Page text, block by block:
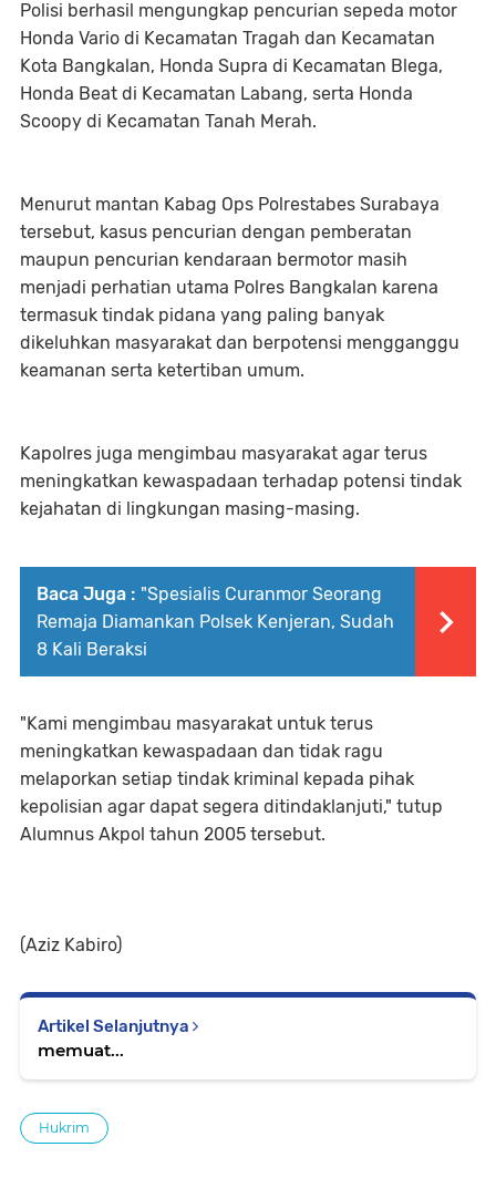
Polisi berhasil mengungkap pencurian sepeda motor
Honda Vario di Kecamatan Tragah dan Kecamatan
Kota Bangkalan, Honda Supra di Kecamatan Blega,
Honda Beat di Kecamatan Labang, serta Honda
Scoopy di Kecamatan Tanah Merah.
Menurut mantan Kabag Ops Polrestabes Surabaya
tersebut, kasus pencurian dengan pemberatan
maupun pencurian kendaraan bermotor masih
menjadi perhatian utama Polres Bangkalan karena
termasuk tindak pidana yang paling banyak
dikeluhkan masyarakat dan berpotensi mengganggu
keamanan serta ketertiban umum.
Kapolres juga mengimbau masyarakat agar terus
meningkatkan kewaspadaan terhadap potensi tindak
kejahatan di lingkungan masing-masing.
Baca Juga : "Spesialis Curanmor Seorang
Remaja Diamankan Polsek Kenjeran, Sudah
8 Kali Beraksi
"Kami mengimbau masyarakat untuk terus
meningkatkan kewaspadaan dan tidak ragu
melaporkan setiap tindak kriminal kepada pihak
kepolisian agar dapat segera ditindaklanjuti," tutup
Alumnus Akpol tahun 2005 tersebut.
(Aziz Kabiro)
Artikel Selanjutnya
memuat...
Hukrim